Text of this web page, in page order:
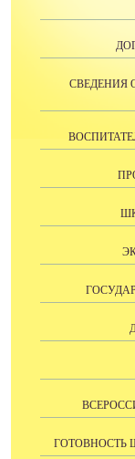
СВЕДЕНИЯ
ГОТОВНОСТЬ